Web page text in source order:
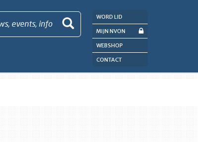
events, info
WORD LID
MIJN NVON
WEBSHOP
CONTACT